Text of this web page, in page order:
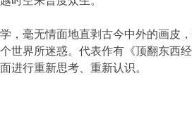
毫无情面地直剥古今中外的画皮
世界所迷惑。代表作有《顶翻东西
进行重新思考、重新认识。